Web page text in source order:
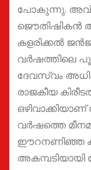
പോകുന്നു.
ജൌതിഷികൻ
കളരിക്കൽ
വർഷത്തിലെ
ദേവസ്വം
രാജകീയ
വർഷത്തെ
ഈറനണിഞ്ഞ
അകമ്പടിയായി